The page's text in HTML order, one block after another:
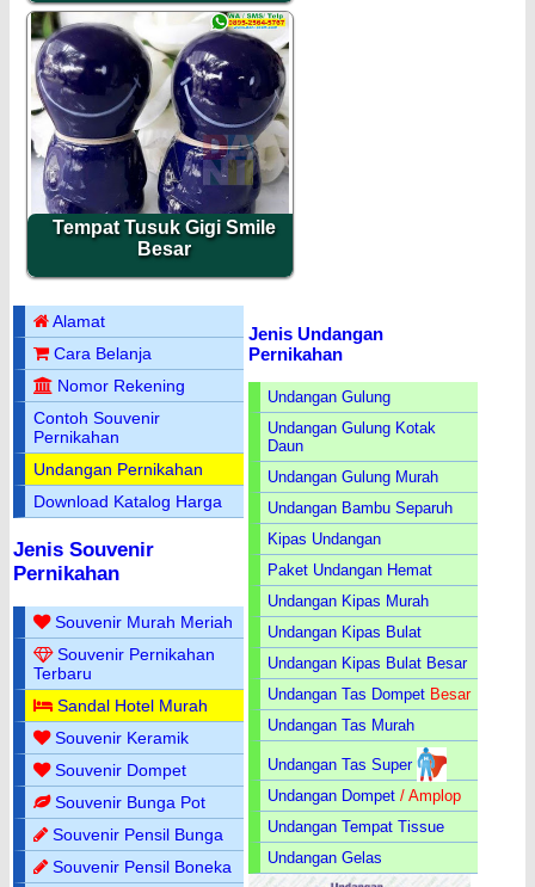
Tempat Tusuk Gigi Smile
Besar
Alamat
Cara Belanja
Nomor Rekening
Contoh Souvenir
Pernikahan
Undangan Pernikahan
Download Katalog Harga
Jenis Souvenir
Pernikahan
Souvenir Murah Meriah
Souvenir Pernikahan
Terbaru
Sandal Hotel Murah
Souvenir Keramik
Souvenir Dompet
Souvenir Bunga Pot
Souvenir Pensil Bunga
Souvenir Pensil Boneka
Jenis Undangan
Pernikahan
Undangan Gulung
Undangan Gulung Kotak
Daun
Undangan Gulung Murah
Undangan Bambu Separuh
Kipas Undangan
Paket Undangan Hemat
Undangan Kipas Murah
Undangan Kipas Bulat
Undangan Kipas Bulat Besar
Undangan Tas Dompet Besar
Undangan Tas Murah
Undangan Tas Super
Undangan Dompet / Amplop
Undangan Tempat Tissue
Undangan Gelas